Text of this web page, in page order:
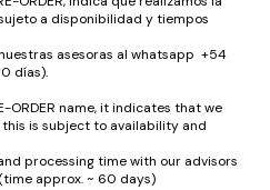
a disponibilidad y tiempos
asesoras al whatsapp +54
días).
ORDER name, it indicates that we
is subject to availability and
processing time with our advisors
approx. ~ 60 days)